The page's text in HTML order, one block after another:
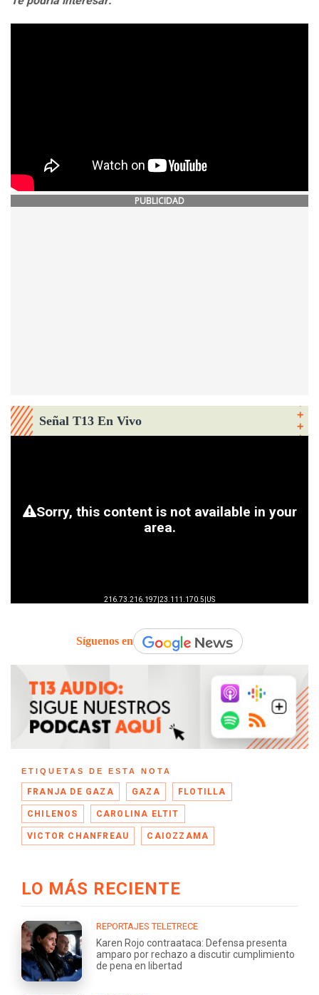
PUBLICIDAD
Señal T13 En Vivo
Síguenos en
ETIQUETAS DE ESTA NOTA
FRANJA DE GAZA GAZA FLOTILLA
CHILENOS CAROLINA ELTIT
VICTOR CHANFREAU CAIOZZAMA
LO MÁS RECIENTE
REPORTAJES TELETRECE
Karen Rojo contraataca: Defensa presenta
amparo por rechazo a discutir cumplimiento
de pena en libertad